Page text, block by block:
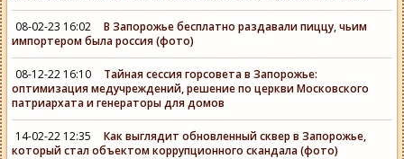
08-02-23 16:02
В Запорожье бесплатно раздавали пиццу, чьим
импортером была россия (фото)
08-12-22 16:10
Тайная сессия горсовета в Запорожье:
оптимизация медучреждений, решение по церкви Московского
патриархата и генераторы для домов
14-02-22 12:35
Как выглядит обновленный сквер в Запорожье,
который стал объектом коррупционного скандала (фото)